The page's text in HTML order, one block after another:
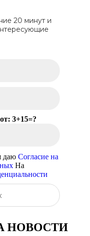
20 минут и
3+15=?
даю Согласие на
На
НОВОСТИ